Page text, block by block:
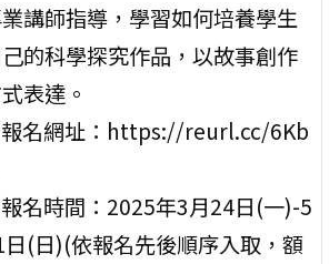
講師指導，學習如何培養學生
的科學探究作品，以故事創作
表達。
名網址：https://reurl.cc/6Kb
名時間：2025年3月24日(一)-5
日(日)(依報名先後順序入取，額